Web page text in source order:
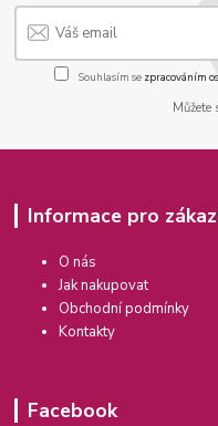
Souhlasím se zpracováním
Informace pro
O nás
Jak nakupovat
Obchodní podmínky
Kontakty
Facebook